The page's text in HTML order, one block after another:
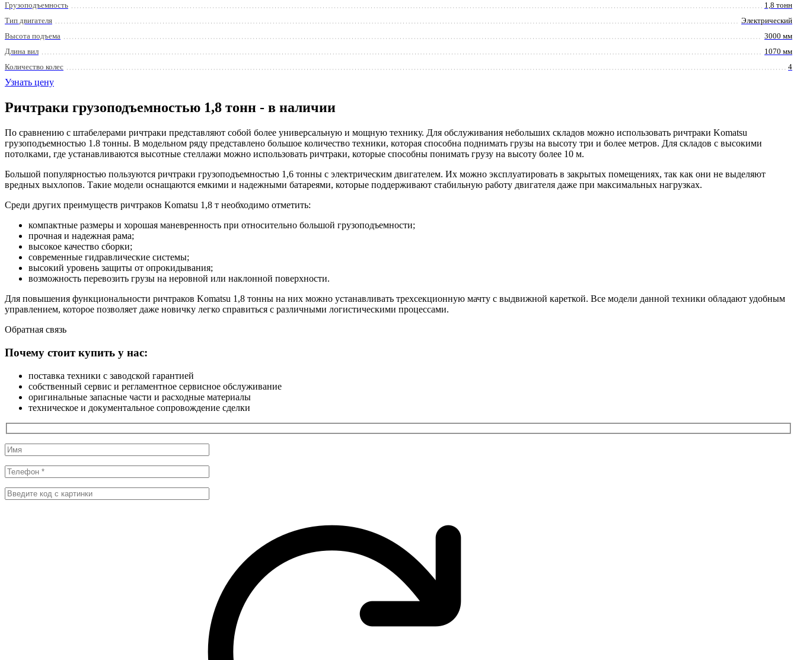
Грузоподъемность
1,8 тонн
Тип двигателя
Электрический
Высота подъема
3000 мм
Длина вил
1070 мм
Количество колес
4
Узнать цену
Ричтраки грузоподъемностью 1,8 тонн - в наличии
По сравнению с штабелерами ричтраки представляют собой более универсальную и мощную технику. Для обслуживания небольших складов можно использовать ричтраки Komatsu
грузоподъемностью 1.8 тонны. В модельном ряду представлено большое количество техники, которая способна поднимать грузы на высоту три и более метров. Для складов с высокими
потолками, где устанавливаются высотные стеллажи можно использовать ричтраки, которые способны понимать грузу на высоту более 10 м.
Большой популярностью пользуются ричтраки грузоподъемностью 1,6 тонны с электрическим двигателем. Их можно эксплуатировать в закрытых помещениях, так как они не выделяют
вредных выхлопов. Такие модели оснащаются емкими и надежными батареями, которые поддерживают стабильную работу двигателя даже при максимальных нагрузках.
Среди других преимуществ ричтраков Komatsu 1,8 т необходимо отметить:
компактные размеры и хорошая маневренность при относительно большой грузоподъемности;
прочная и надежная рама;
высокое качество сборки;
современные гидравлические системы;
высокий уровень защиты от опрокидывания;
возможность перевозить грузы на неровной или наклонной поверхности.
Для повышения функциональности ричтраков Komatsu 1,8 тонны на них можно устанавливать трехсекционную мачту с выдвижной кареткой. Все модели данной техники обладают удобным
управлением, которое позволяет даже новичку легко справиться с различными логистическими процессами.
Обратная связь
Почему стоит купить у нас:
поставка техники с заводской гарантией
собственный сервис и регламентное сервисное обслуживание
оригинальные запасные части и расходные материалы
техническое и документальное сопровождение сделки